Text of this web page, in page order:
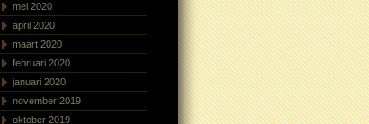
mei 2020
april 2020
maart 2020
februari 2020
januari 2020
november 2019
oktober 2019